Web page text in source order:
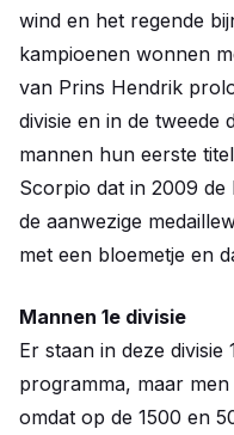
wind en het regende
kampioenen wonnen
van Prins Hendrik
divisie en in de tweede
mannen hun eerste
Scorpio dat in 2009
de aanwezige
met een bloemetje en
Mannen 1e divisie
Er staan in deze divisie
programma, maar
omdat op de 1500 en